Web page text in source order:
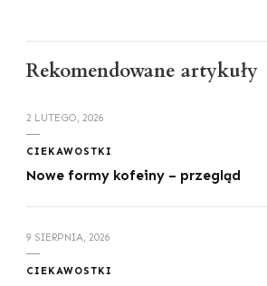
Rekomendowane artykuły
2 LUTEGO, 2026
CIEKAWOSTKI
Nowe formy kofeiny – przegląd
9 SIERPNIA, 2026
CIEKAWOSTKI